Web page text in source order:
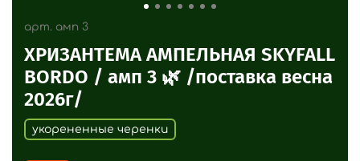
арт. амп 3
ХРИЗАНТЕМА АМПЕЛЬНАЯ SKYFALL
BORDO / амп 3 🌿 /поставка весна
2026г/
укорененные черенки